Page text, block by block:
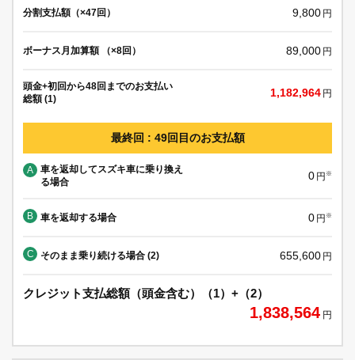
分割支払額（×47回） 9,800 円
ボーナス月加算額 （×8回） 89,000 円
頭金+初回から48回までのお支払い
総額 (1)
1,182,964 円
最終回 : 49回目のお支払額
A
車を返却してスズキ車に乗り換え
る場合
0 円 ※
B 車を返却する場合 0 円 ※
C そのまま乗り続ける場合 (2) 655,600 円
クレジット支払総額（頭金含む）（1）+（2）
1,838,564 円